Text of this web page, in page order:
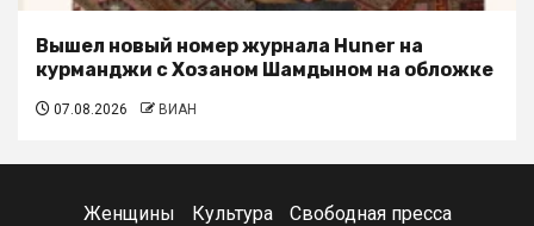
Вышел новый номер журнала Huner на
курманджи с Хозаном Шамдыном на обложке
07.08.2026 ВИАН
Женщины Культура Свободная пресса